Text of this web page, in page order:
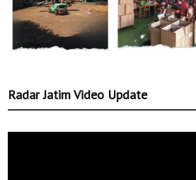
Radar Jatim Video Update